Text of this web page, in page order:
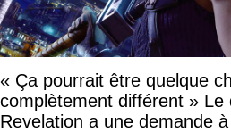
« Ça pourrait être quelque
complètement différent » Le
Revelation a une demande